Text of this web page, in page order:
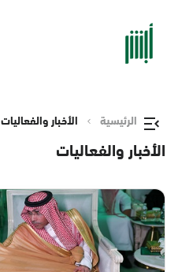
الرئيسية الأخبار والفعاليات
الأخبار والفعاليات